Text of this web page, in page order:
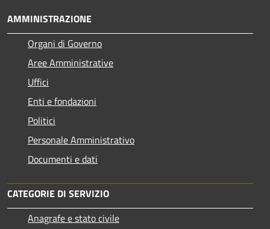
AMMINISTRAZIONE
Organi di Governo
Aree Amministrative
Uffici
Enti e fondazioni
Politici
Personale Amministrativo
Documenti e dati
CATEGORIE DI SERVIZIO
Anagrafe e stato civile